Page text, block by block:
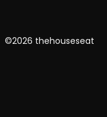
©2026 thehouseseat